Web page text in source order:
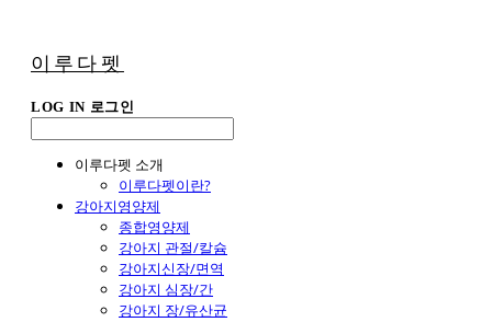
이루다펫
LOG IN 로그인
이루다펫 소개
이루다펫이란?
강아지영양제
종합영양제
강아지 관절/칼슘
강아지신장/면역
강아지 심장/간
강아지 장/유산균